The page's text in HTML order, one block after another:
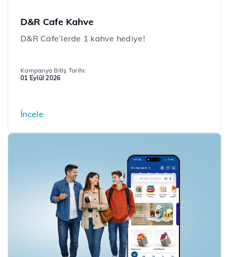
D&R Cafe Kahve
D&R Cafe’lerde 1 kahve hediye!
Kampanya Bitiş Tarihi:
01 Eylül 2026
İncele